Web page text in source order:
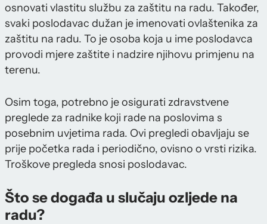
osnovati vlastitu službu za zaštitu na radu. Također,
svaki poslodavac dužan je imenovati ovlaštenika za
zaštitu na radu. To je osoba koja u ime poslodavca
provodi mjere zaštite i nadzire njihovu primjenu na
terenu.
Osim toga, potrebno je osigurati zdravstvene
preglede za radnike koji rade na poslovima s
posebnim uvjetima rada. Ovi pregledi obavljaju se
prije početka rada i periodično, ovisno o vrsti rizika.
Troškove pregleda snosi poslodavac.
Što se događa u slučaju ozljede na
radu?